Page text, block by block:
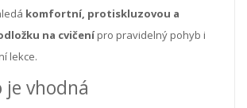
komfortní, protiskluzovou a
na cvičenípro pravidelný pohyb i
lekce.
je vhodná